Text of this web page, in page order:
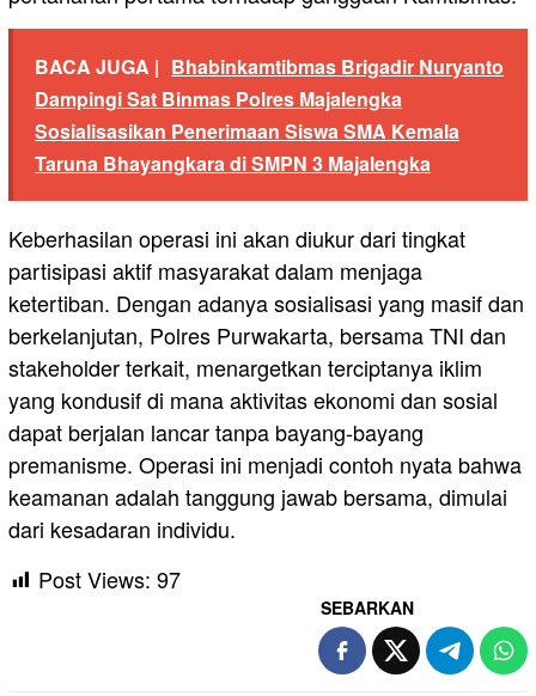
BACA JUGA | Bhabinkamtibmas Brigadir Nuryanto
Dampingi Sat Binmas Polres Majalengka
Sosialisasikan Penerimaan Siswa SMA Kemala
Taruna Bhayangkara di SMPN 3 Majalengka
Keberhasilan operasi ini akan diukur dari tingkat
partisipasi aktif masyarakat dalam menjaga
ketertiban. Dengan adanya sosialisasi yang masif dan
berkelanjutan, Polres Purwakarta, bersama TNI dan
stakeholder terkait, menargetkan terciptanya iklim
yang kondusif di mana aktivitas ekonomi dan sosial
dapat berjalan lancar tanpa bayang-bayang
premanisme. Operasi ini menjadi contoh nyata bahwa
keamanan adalah tanggung jawab bersama, dimulai
dari kesadaran individu.
Post Views: 97
SEBARKAN